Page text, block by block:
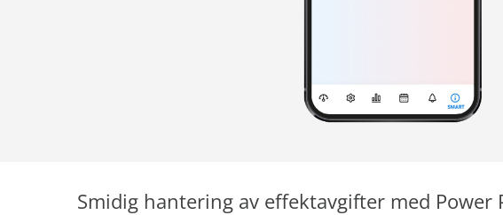
Smidig hantering av effektavgifter med Power